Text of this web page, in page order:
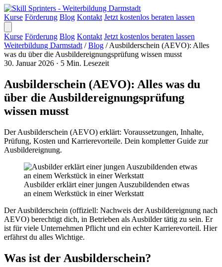
Kurse Förderung Blog Kontakt Jetzt kostenlos beraten lassen
Kurse Förderung Blog Kontakt Jetzt kostenlos beraten lassen
Weiterbildung Darmstadt / Blog / Ausbilderschein (AEVO): Alles
was du über die Ausbildereignungsprüfung wissen musst
30. Januar 2026 · 5 Min. Lesezeit
Ausbilderschein (AEVO): Alles was du
über die Ausbildereignungsprüfung
wissen musst
Der Ausbilderschein (AEVO) erklärt: Voraussetzungen, Inhalte,
Prüfung, Kosten und Karrierevorteile. Dein kompletter Guide zur
Ausbildereignung.
Ausbilder erklärt einer jungen Auszubildenden etwas
an einem Werkstück in einer Werkstatt
Der Ausbilderschein (offiziell: Nachweis der Ausbildereignung nach
AEVO) berechtigt dich, in Betrieben als Ausbilder tätig zu sein. Er
ist für viele Unternehmen Pflicht und ein echter Karrierevorteil. Hier
erfährst du alles Wichtige.
Was ist der Ausbilderschein?